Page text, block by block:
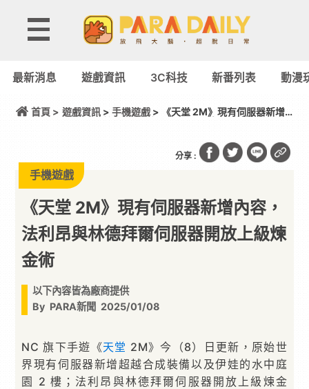
最新消息 遊戲資訊 3C科技 新番列表 動漫
首頁 > 遊戲資訊> 手機遊戲> 《天堂 2M》現有伺服器新增
分享 :
手機遊戲
《天堂 2M》現有伺服器新增內容，
法利昂與林德拜爾伺服器開放上級煉
金術
以下內容皆為廠商提供
By PARA新聞 2025/01/08
NC 旗下手遊《天堂 2M》今（8）日更新，原始世
界現有伺服器新增超越合成裝備以及伊娃的水中庭
園 2 樓；法利昂與林德拜爾伺服器開放上級煉金